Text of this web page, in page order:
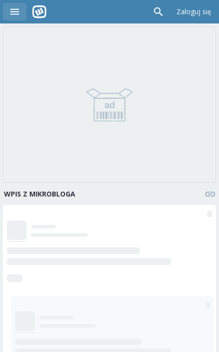
Zaloguj się
WPIS Z MIKROBLOGA